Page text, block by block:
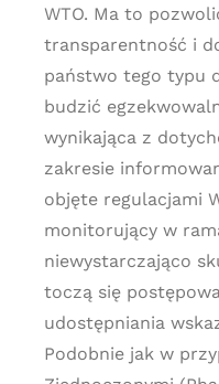
WTO. Ma to
transparentność i
państwo tego typu
budzić
wynikająca z
zakresie
objęte regulacjami
monitorujący w
niewystarczająco
toczą się
udostępniania
Podobnie jak w